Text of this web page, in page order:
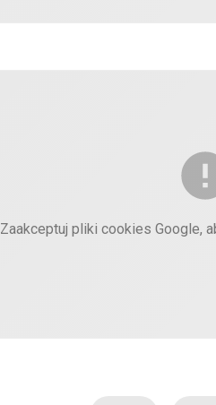
Zaakceptuj pliki cookies Google,